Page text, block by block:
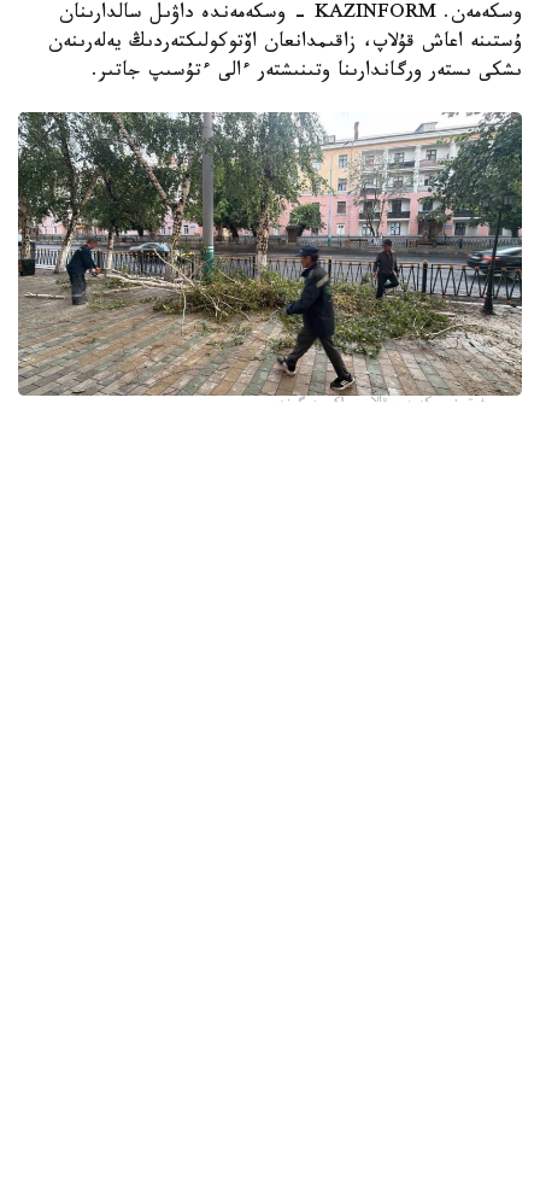
وسكەمەن. KAZINFORM - وسكەمەندە داۋىل سالدارىنان
ۇستىنە اعاش قۇلاپ، زاقىمدانعان اۆتوكولىكتەردىڭ يەلەرىنەن
ىشكى ىستەر ورگاندارىنا وتىنىشتەر ءالى ءتۇسىپ جاتىر.
فوتو: وسكەمەن قالاسى اكىمدىگىنەن